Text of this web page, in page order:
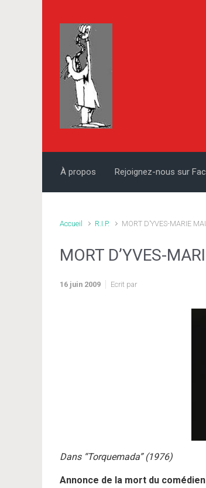
À propos Rejoignez-nous sur
Accueil R.I.P. MORT D’YVES-MARIE
MORT D’YVES-
16 juin 2009 Ecrit par
Dans “Torquemada” (1976)
Annonce de la mort du